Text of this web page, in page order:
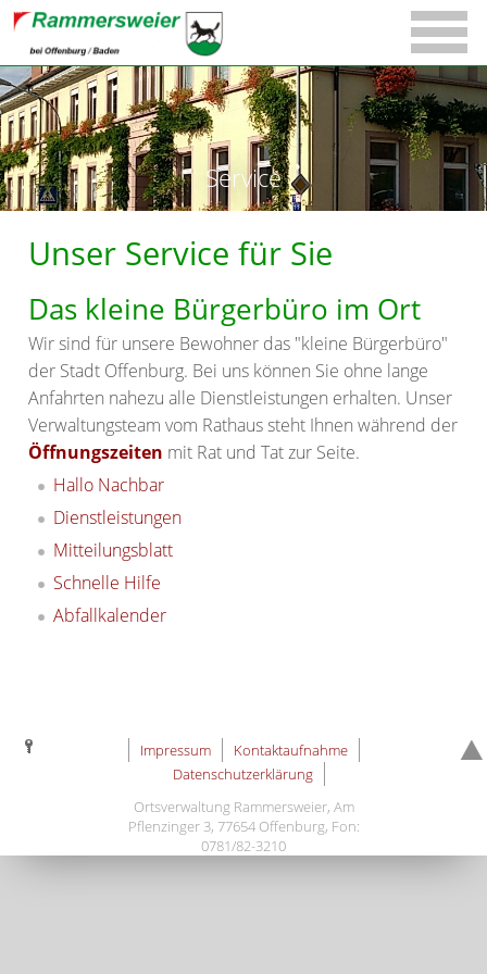
Service
Unser Service für Sie
Das kleine Bürgerbüro im Ort
Wir sind für unsere Bewohner das "kleine Bürgerbüro"
der Stadt Offenburg. Bei uns können Sie ohne lange
Anfahrten nahezu alle Dienstleistungen erhalten. Unser
Verwaltungsteam vom Rathaus steht Ihnen während der
Öffnungszeiten mit Rat und Tat zur Seite.
Hallo Nachbar
Dienstleistungen
Mitteilungsblatt
Schnelle Hilfe
Abfallkalender
Impressum
Kontaktaufnahme
Datenschutzerklärung
Ortsverwaltung Rammersweier, Am
Pflenzinger 3, 77654 Offenburg, Fon:
0781/82-3210